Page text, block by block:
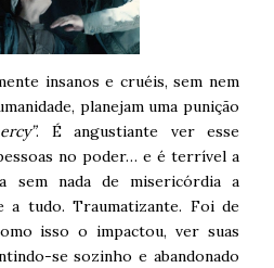
insanos e cruéis, sem nem
planejam uma punição
. É angustiante ver esse
no poder… e é terrível a
sem nada de misericórdia a
a tudo. Traumatizante. Foi de
isso o impactou, ver suas
se sozinho e abandonado